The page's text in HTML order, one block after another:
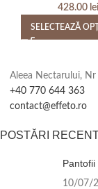
428.00 lei
SELECTEAZĂ
Aleea Nectarului,
+40 770 644 363
contact@effeto.ro
POSTĂRI
10/07/